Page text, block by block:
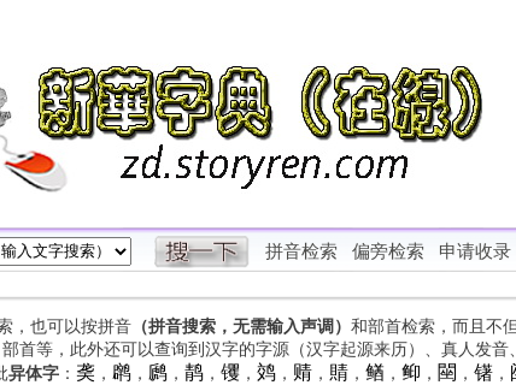
拼音检索 偏旁检索 申请收录
，也可以按拼音（拼音搜索，无需输入声调） 和部首检索，而且不
首等，此外还可以查询到汉字的字源（汉字起源来历）、真人发音
异体字： 䶮 ， 䴙， 䴘， 䴖， 䦆， 䴔， 䞍， 䝼， 䲡 ， 䲟 ， 䦟 ， 䦃，